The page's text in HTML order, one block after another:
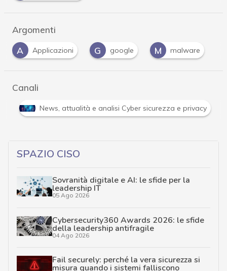
Argomenti
G google M malware P Privacy
Canali
Attacchi hacker e Malware: le ultime news in tempo
SPAZIO CISO
Sovranità digitale e AI: le sfide per la
leadership IT
05 Ago 2026
Cybersecurity360 Awards 2026: le sfide
della leadership antifragile
04 Ago 2026
Fail securely: perché la vera sicurezza si
misura quando i sistemi falliscono